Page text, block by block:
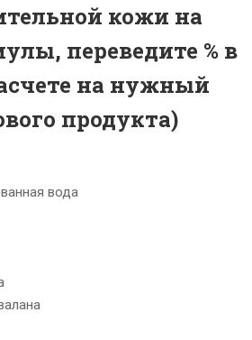
кожи на
переведите % в
на нужный
продукта)
вода